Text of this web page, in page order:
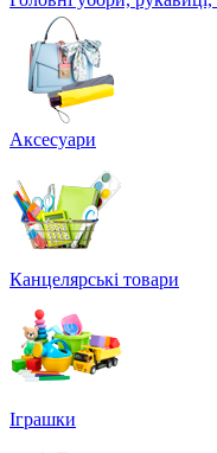
Аксесуари
Канцелярські товари
Іграшки